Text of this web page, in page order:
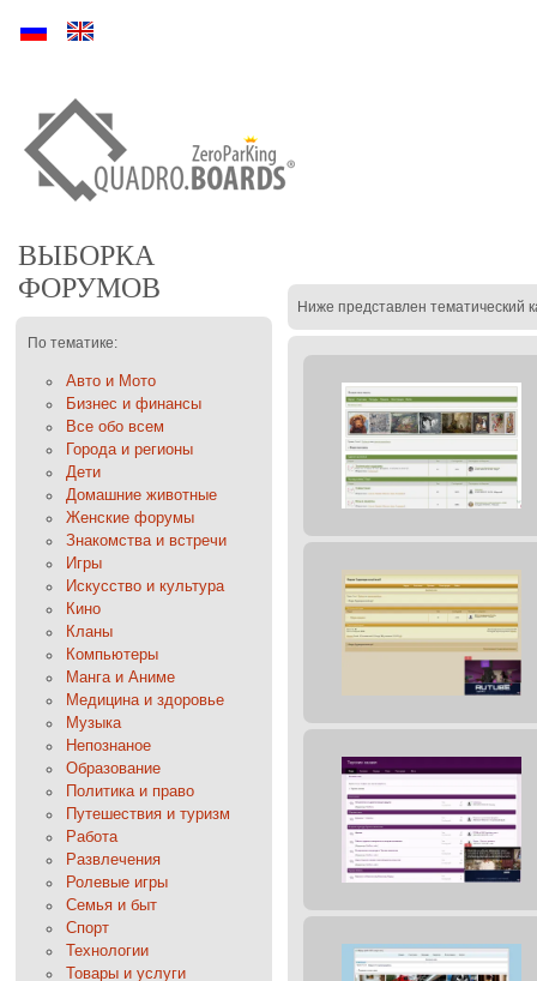
Ру En
ВЫБОРКА
ФОРУМОВ
По тематике:
Авто и Мото
Бизнес и финансы
Все обо всем
Города и регионы
Дети
Домашние животные
Женские форумы
Знакомства и встречи
Игры
Искусство и культура
Кино
Кланы
Компьютеры
Манга и Аниме
Медицина и здоровье
Музыка
Непознаное
Образование
Политика и право
Путешествия и туризм
Работа
Развлечения
Ролевые игры
Семья и быт
Спорт
Технологии
Товары и услуги
Ниже представлен тематический